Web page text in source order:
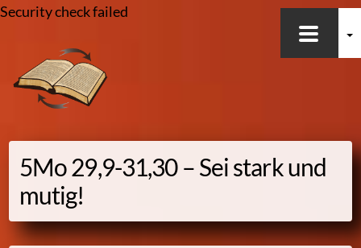
Security check failed
content
5Mo 29,9-31,30 – Sei stark und
mutig!